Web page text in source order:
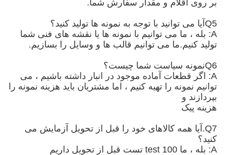
بر روی اقلام و مقدار سفارش شما.
Q5آیا می توانید با توجه به نمونه ها تولید کنید؟
A: بله ، ما می توانیم با نمونه ها یا نقشه های فنی شما
تولید کنیم.ما می توانیم قالب ها و وسایل را بسازیم.
Q6نمونه سیاست شما چیست؟
A: اگر قطعات آماده موجود در انبار داشته باشیم ، می
توانیم نمونه را تهیه کنیم ، اما مشتریان باید هزینه نمونه را
بپردازند و
هزینه پیک
Q7.آیا همه کالاهای خود را قبل از تحویل آزمایش می
کنید؟
A: بله ، ما 100 test تست قبل از تحویل داریم